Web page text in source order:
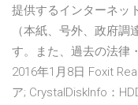
提供するインターネッ
（本紙、号外、政府調
す。また、過去の法律
2016年1月8日 Foxit
ア; CrystalDiskInfo：